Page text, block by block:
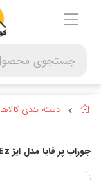
دسته بندی کالاها
جوراب پر قایا مدل ایز Gaya Ez